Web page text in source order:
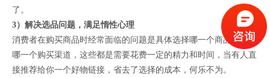
了。
3）解决选品问题，满足惰性心理
消费者在购买商品时经常面临的问题是具体选择哪一个商品，选择
哪一个购买渠道，这些都是需要花费一定的精力和时间，当有人直
接推荐给你一个好物链接，省去了选择的成本，何乐不为。